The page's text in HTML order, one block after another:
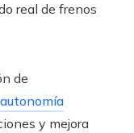
real de frenos
de
y mejora